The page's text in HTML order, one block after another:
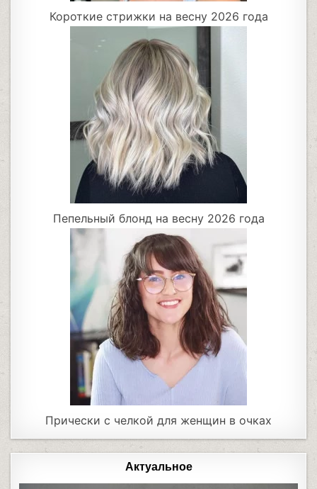
Короткие стрижки на весну 2026 года
Пепельный блонд на весну 2026 года
Прически с челкой для женщин в очках
Актуальное